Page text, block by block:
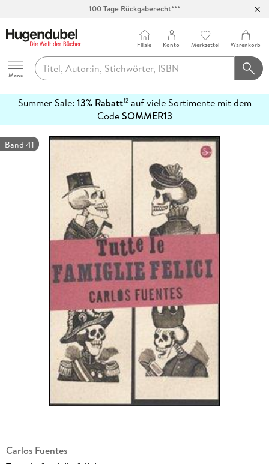
100 Tage Rückgaberecht***
Hugendubel
Menu
Filiale Konto Merkzettel Warenkorb
Summer Sale: 13% Rabatt12auf viele Sortimente mit dem
CodeSOMMER13
erfahren
Band 41
Carlos Fuentes